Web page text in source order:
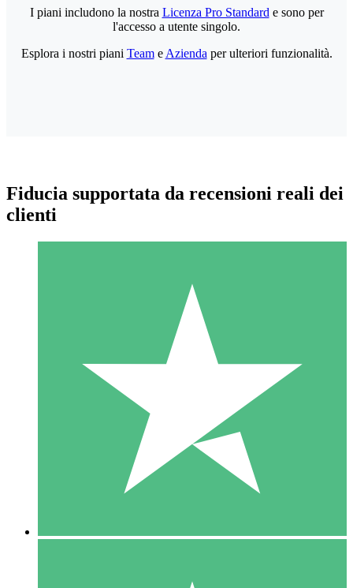
Pacchetti di Crediti Individuali
Paga a consumo con crediti di download. Nessun impegno
1 Download
10
US$1500
I piani includono la nostra Licenza Pro Standard e sono per
l'accesso a utente singolo.
Esplora i nostri piani Teame Azienda per ulteriori funzionalità.
Fiducia supportata da recensioni reali dei
clienti